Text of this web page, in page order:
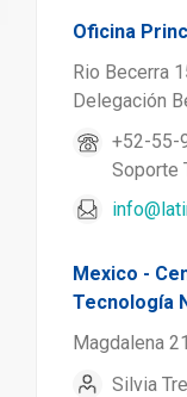
Oficina
Rio Becerra
Delegación
+52-55-
Soporte
Mexico -
Tecnología
Magdalena
Silvia